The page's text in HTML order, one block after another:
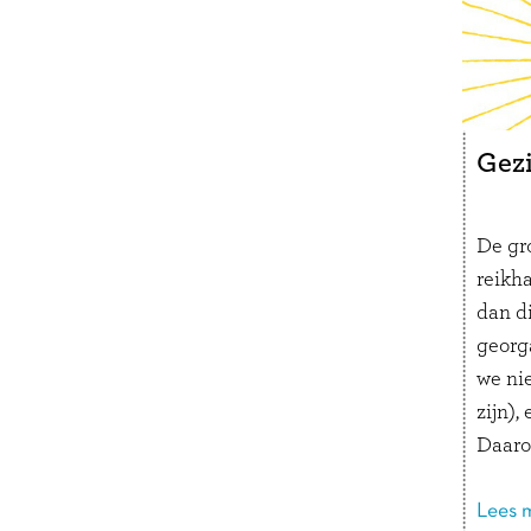
De
dan
we
zijn),
lang
Lees